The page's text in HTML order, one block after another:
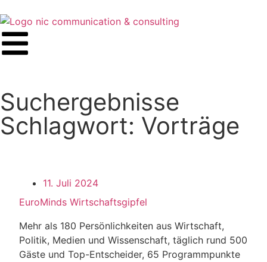
Suchergebnisse
Schlagwort: Vorträge
11. Juli 2024
EuroMinds Wirtschaftsgipfel
Mehr als 180 Persönlichkeiten aus Wirtschaft,
Politik, Medien und Wissenschaft, täglich rund 500
Gäste und Top-Entscheider, 65 Programmpunkte